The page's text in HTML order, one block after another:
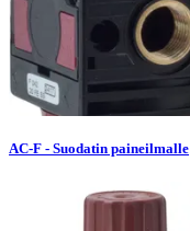
AC-F - Suodatin paineilmalle